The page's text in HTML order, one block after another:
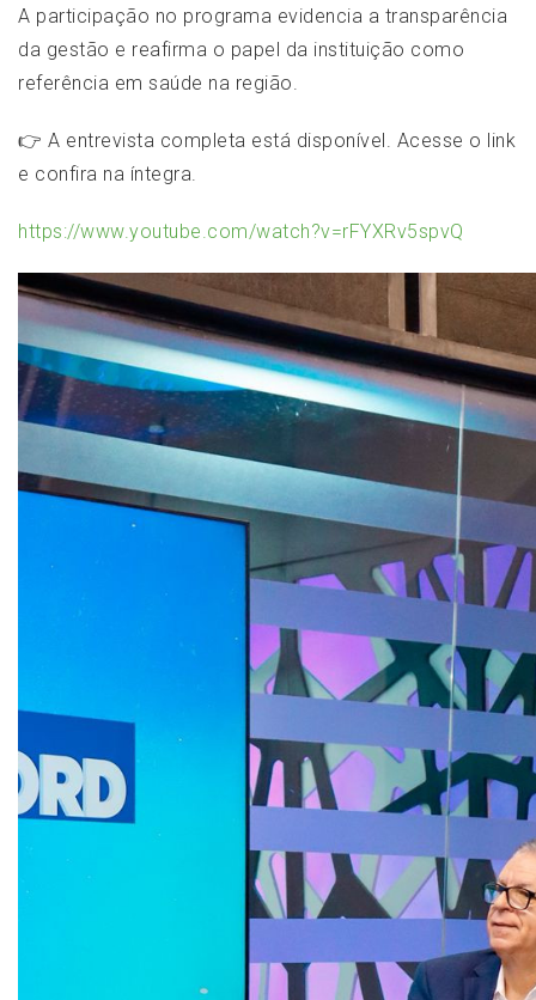
A participação no programa evidencia a transparência
da gestão e reafirma o papel da instituição como
referência em saúde na região.
👉 A entrevista completa está disponível. Acesse o link
e confira na íntegra.
https://www.youtube.com/watch?v=rFYXRv5spvQ